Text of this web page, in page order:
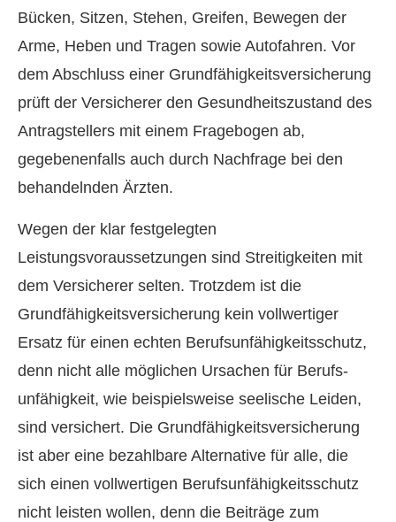
Bücken, Sitzen, Stehen, Greifen, Bewegen der
Arme, Heben und Tragen sowie Autofahren. Vor
dem Abschluss einer Grundfähigkeitsversicherung
prüft der Versicherer den Gesundheitszustand des
Antragstellers mit einem Fragebogen ab,
gegebenenfalls auch durch Nachfrage bei den
behandelnden Ärzten.
Wegen der klar festgelegten
Leistungsvoraussetzungen sind Streitigkeiten mit
dem Versicherer selten. Trotzdem ist die
Grundfähigkeitsversicherung kein vollwertiger
Ersatz für einen echten Berufs­unfähig­keitsschutz,
denn nicht alle möglichen Ursachen für Berufs­
unfähig­keit, wie beispielsweise seelische Leiden,
sind versichert. Die Grundfähigkeitsversicherung
ist aber eine bezahlbare Alternative für alle, die
sich einen vollwertigen Berufs­unfähig­keitsschutz
nicht leisten wollen, denn die Beiträge zum